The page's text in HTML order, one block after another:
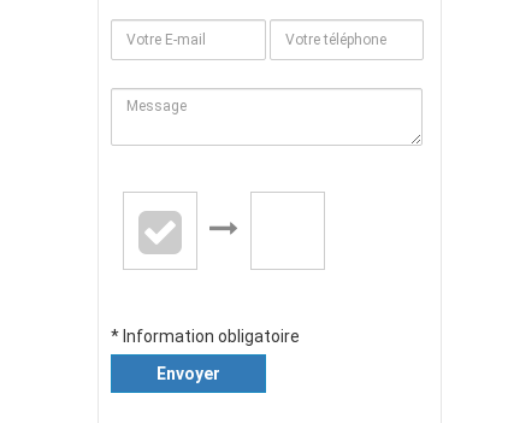
* Information obligatoire
Envoyer